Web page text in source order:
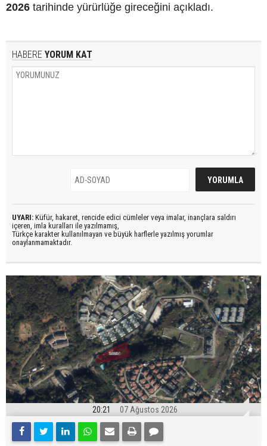
2026 tarihinde yürürlüğe gireceğini açıkladı.
HABERE YORUM KAT
UYARI: Küfür, hakaret, rencide edici cümleler veya imalar, inançlara saldırı
içeren, imla kuralları ile yazılmamış,
Türkçe karakter kullanılmayan ve büyük harflerle yazılmış yorumlar
onaylanmamaktadır.
20:21 07 Ağustos 2026